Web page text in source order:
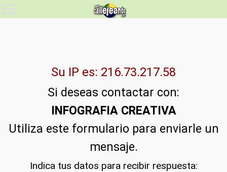
Su IP es: 216.73.217.58
Si deseas contactar con:
INFOGRAFIA CREATIVA
Utiliza este formulario para enviarle un
mensaje.
Indica tus datos para recibir respuesta: